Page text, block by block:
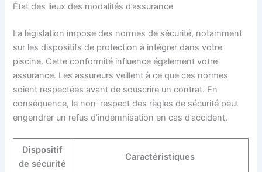
État des lieux des modalités d’assurance
La législation impose des normes de sécurité, notamment
sur les dispositifs de protection à intégrer dans votre
piscine. Cette conformité influence également votre
assurance. Les assureurs veillent à ce que ces normes
soient respectées avant de souscrire un contrat. En
conséquence, le non-respect des règles de sécurité peut
engendrer un refus d’indemnisation en cas d’accident.
Dispositif
de sécurité
Caractéristiques